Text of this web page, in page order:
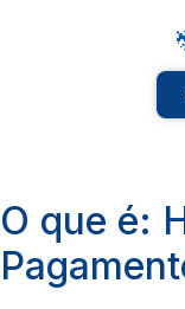
O que é: